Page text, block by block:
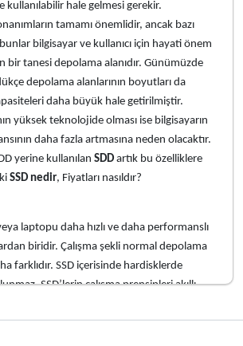
kullanılabilir hale gelmesi gerekir.
tamamı önemlidir, ancak bazı
bilgisayar ve kullanıcı için hayati önem
bir tanesi depolama alanıdır. Günümüzde
depolama alanlarının boyutları da
daha büyük hale getirilmiştir.
yüksek teknolojide olması ise bilgisayarın
daha fazla artmasına neden olacaktır.
yerine kullanılan SDD artık bu özelliklere
SSD nedir, Fiyatları nasıldır?
laptopu daha hızlı ve daha performanslı
biridir. Çalışma şekli normal depolama
farklıdır. SSD içerisinde hardisklerde
SSD’lerin çalışma prensipleri akıllı
ömürlüdür. SSD’ler bilgisayarın tüm hafıza